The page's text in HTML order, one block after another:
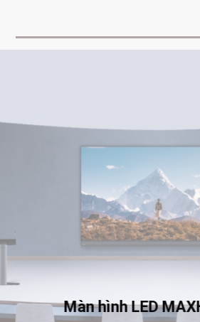
Màn hình LED